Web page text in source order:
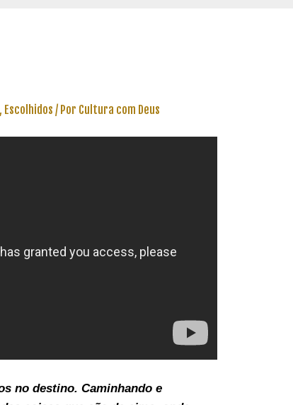
, Escolhidos / Por Cultura com Deus
no destino. Caminhando e